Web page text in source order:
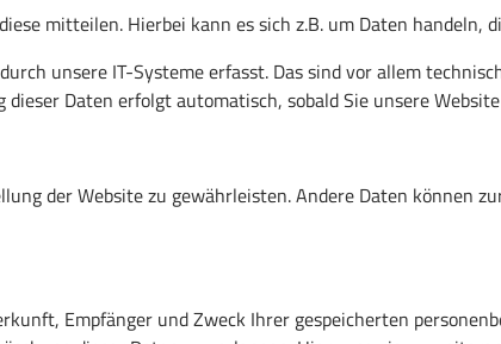
mitteilen. Hierbei kann es sich z.B. um Daten handeln,
unsere IT-Systeme erfasst. Das sind vor allem
Daten erfolgt automatisch, sobald Sie unsere
der Website zu gewährleisten. Andere Daten können
Empfänger und Zweck Ihrer gespeicherten